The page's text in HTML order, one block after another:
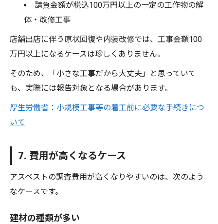
請負金額が税込100万円以上の一定の工作物の解
体・改修工事
店舗出店に伴う原状回復や内装改修では、工事金額100
万円以上になるケースは珍しくありません。
そのため、「小さな工事だから大丈夫」と思っていて
も、実際には報告対象となる場合があります。
厚生労働省：小規模工事等の着工前に必要な手続きにつ
いて
7. 費用が高くなるケース
アスベストの調査費用が高くなりやすいのは、次のよう
なケースです。
建材の種類が多い